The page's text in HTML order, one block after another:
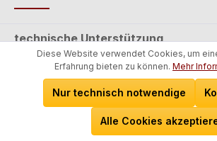
technische Unterstützung
Telefonische Beratung
Diese Website verwendet Cookies, um
Erfahrung bieten zu können. Mehr
Nur technisch notwendige
Alle Cookies